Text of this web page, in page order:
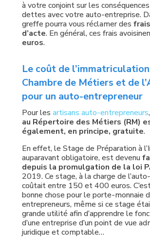
à votre conjoint sur les
dettes avec votre auto-entreprise.
greffe pourra vous réclamer des
d’acte. En général, ces frais
euros.
Le coût de
Chambre de Métiers et de
pour un auto-entrepreneur
Pour les artisans auto-entrepreneurs,
au Répertoire des Métiers (RM)
également, en principe, gratuite.
En effet, le Stage de Préparation à
auparavant obligatoire, est devenu
depuis la promulgation de la loi
2019. Ce stage, à la charge de
coûtait entre 150 et 400 euros.
bonne chose pour le porte-monnaie
entrepreneurs, même si ce stage
grande utilité afin d’apprendre le
d’une entreprise d’un point de vue
juridique et comptable…